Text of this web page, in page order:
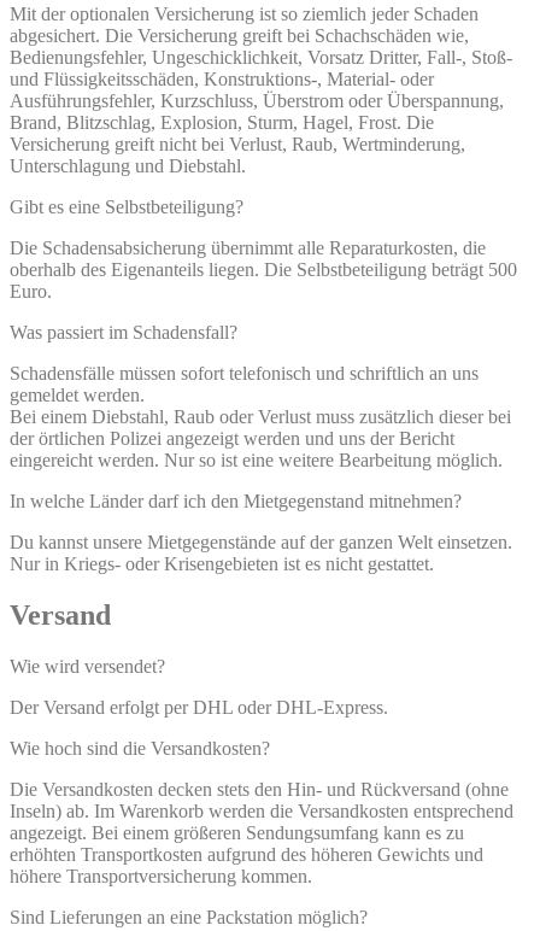
Mit der optionalen Versicherung ist so ziemlich jeder Schaden
abgesichert. Die Versicherung greift bei Schachschäden wie,
Bedienungsfehler, Ungeschicklichkeit, Vorsatz Dritter, Fall-, Stoß-
und Flüssigkeitsschäden, Konstruktions-, Material- oder
Ausführungsfehler, Kurzschluss, Überstrom oder Überspannung,
Brand, Blitzschlag, Explosion, Sturm, Hagel, Frost. Die
Versicherung greift nicht bei Verlust, Raub, Wertminderung,
Unterschlagung und Diebstahl.
Gibt es eine Selbstbeteiligung?
Die Schadensabsicherung übernimmt alle Reparaturkosten, die
oberhalb des Eigenanteils liegen. Die Selbstbeteiligung beträgt 500
Euro.
Was passiert im Schadensfall?
Schadensfälle müssen sofort telefonisch und schriftlich an uns
gemeldet werden.
Bei einem Diebstahl, Raub oder Verlust muss zusätzlich dieser bei
der örtlichen Polizei angezeigt werden und uns der Bericht
eingereicht werden. Nur so ist eine weitere Bearbeitung möglich.
In welche Länder darf ich den Mietgegenstand mitnehmen?
Du kannst unsere Mietgegenstände auf der ganzen Welt einsetzen.
Nur in Kriegs- oder Krisengebieten ist es nicht gestattet.
Versand
Wie wird versendet?
Der Versand erfolgt per DHL oder DHL-Express.
Wie hoch sind die Versandkosten?
Die Versandkosten decken stets den Hin- und Rückversand (ohne
Inseln) ab. Im Warenkorb werden die Versandkosten entsprechend
angezeigt. Bei einem größeren Sendungsumfang kann es zu
erhöhten Transportkosten aufgrund des höheren Gewichts und
höhere Transportversicherung kommen.
Sind Lieferungen an eine Packstation möglich?